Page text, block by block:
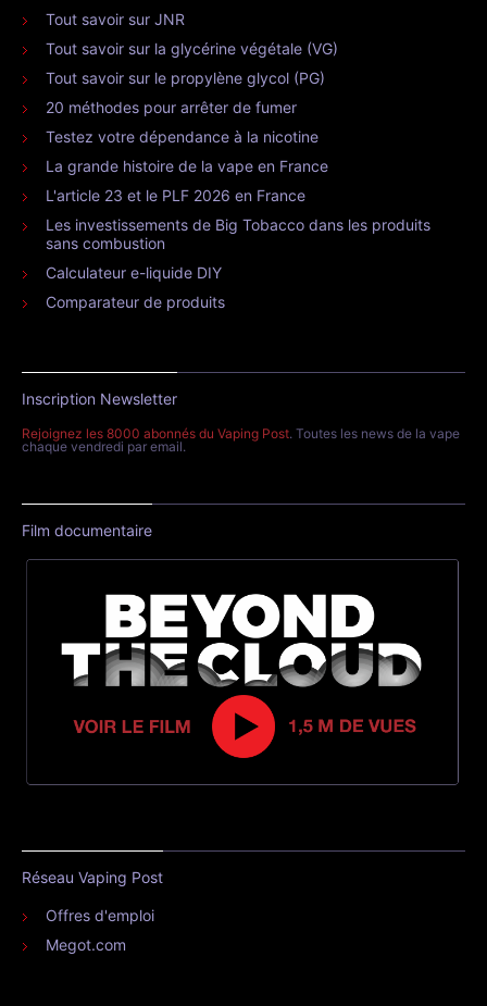
Tout savoir sur JNR
Tout savoir sur la glycérine végétale (VG)
Tout savoir sur le propylène glycol (PG)
20 méthodes pour arrêter de fumer
Testez votre dépendance à la nicotine
La grande histoire de la vape en France
L'article 23 et le PLF 2026 en France
Les investissements de Big Tobacco dans les produits
sans combustion
Calculateur e-liquide DIY
Comparateur de produits
Inscription Newsletter
Rejoignez les 8000 abonnés du Vaping Post. Toutes les news de la vape
chaque vendredi par email.
Film documentaire
Réseau Vaping Post
Offres d'emploi
Megot.com